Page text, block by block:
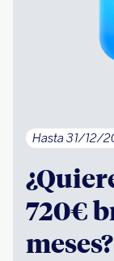
Hasta 31/12/
720€
meses?